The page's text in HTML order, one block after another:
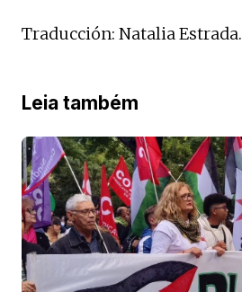
Traducción: Natalia Estrada.
Leia também